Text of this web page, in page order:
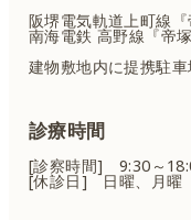
阪堺電気軌道上町線
南海電鉄 高野線『帝
建物敷地内に提携駐車
診療時間
[診察時間] 9:30～
[休診日] 日曜、月曜